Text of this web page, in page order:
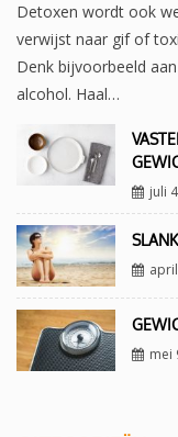
Detoxen wordt ook
verwijst naar gif of
Denk bijvoorbeeld
alcohol. Haal…
juli
mei